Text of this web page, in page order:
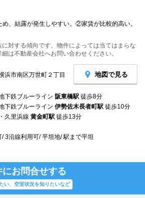
、結露が発生しやすい。②家賃が比較的高い。
対する傾向です。物件によっては当てはまらな
は不動産会社へお問い合わせください。
浜市南区万世町２丁目 地図で見る
下鉄ブルーライン 阪東橋駅 徒歩8分
下鉄ブルーライン 伊勢佐木長者町駅 徒歩10分
久里浜線 黄金町駅 徒歩13分
3沿線利用可/ 平坦地/ 駅まで平坦
にお問合せする
い、空室状況を知りたいなど